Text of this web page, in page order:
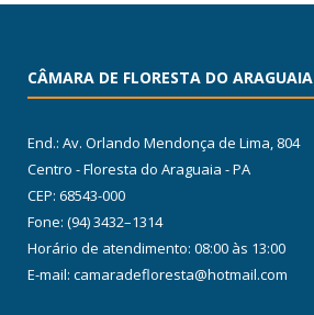
CÂMARA DE FLORESTA DO ARAGUAIA
End.: Av. Orlando Mendonça de Lima, 804
Centro - Floresta do Araguaia - PA
CEP: 68543-000
Fone: (94) 3432–1314
Horário de atendimento: 08:00 às 13:00
E-mail: camaradefloresta@hotmail.com